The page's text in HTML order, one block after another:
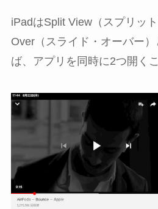
iPadはSplit View（スプリッ
Over（スライド・オーバー）
ば、アプリを同時に2つ開く